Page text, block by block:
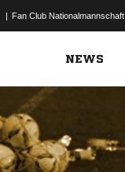
| Fan Club Nationalmannschaft
NEWS